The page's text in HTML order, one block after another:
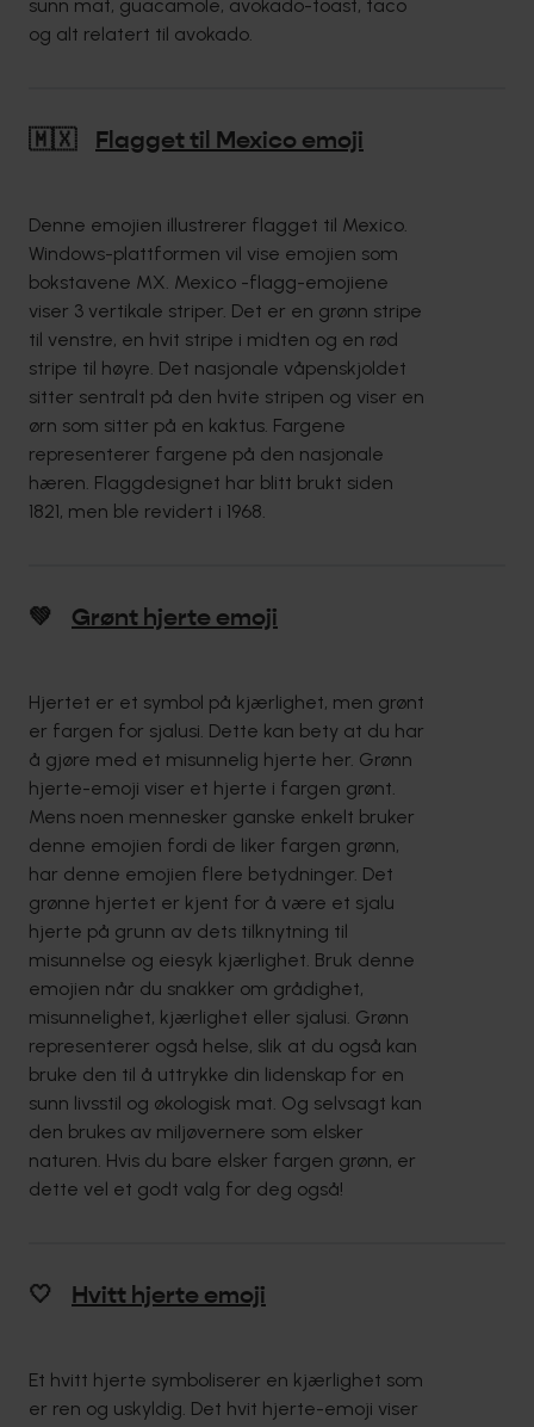
sunn mat, guacamole, avokado-toast, taco
og alt relatert til avokado.
🇲🇽 Flagget til Mexico emoji
Denne emojien illustrerer flagget til Mexico.
Windows-plattformen vil vise emojien som
bokstavene MX. Mexico -flagg-emojiene
viser 3 vertikale striper. Det er en grønn stripe
til venstre, en hvit stripe i midten og en rød
stripe til høyre. Det nasjonale våpenskjoldet
sitter sentralt på den hvite stripen og viser en
ørn som sitter på en kaktus. Fargene
representerer fargene på den nasjonale
hæren. Flaggdesignet har blitt brukt siden
1821, men ble revidert i 1968.
💚 Grønt hjerte emoji
Hjertet er et symbol på kjærlighet, men grønt
er fargen for sjalusi. Dette kan bety at du har
å gjøre med et misunnelig hjerte her. Grønn
hjerte-emoji viser et hjerte i fargen grønt.
Mens noen mennesker ganske enkelt bruker
denne emojien fordi de liker fargen grønn,
har denne emojien flere betydninger. Det
grønne hjertet er kjent for å være et sjalu
hjerte på grunn av dets tilknytning til
misunnelse og eiesyk kjærlighet. Bruk denne
emojien når du snakker om grådighet,
misunnelighet, kjærlighet eller sjalusi. Grønn
representerer også helse, slik at du også kan
bruke den til å uttrykke din lidenskap for en
sunn livsstil og økologisk mat. Og selvsagt kan
den brukes av miljøvernere som elsker
naturen. Hvis du bare elsker fargen grønn, er
dette vel et godt valg for deg også!
🤍 Hvitt hjerte emoji
Et hvitt hjerte symboliserer en kjærlighet som
er ren og uskyldig. Det hvit hjerte-emoji viser